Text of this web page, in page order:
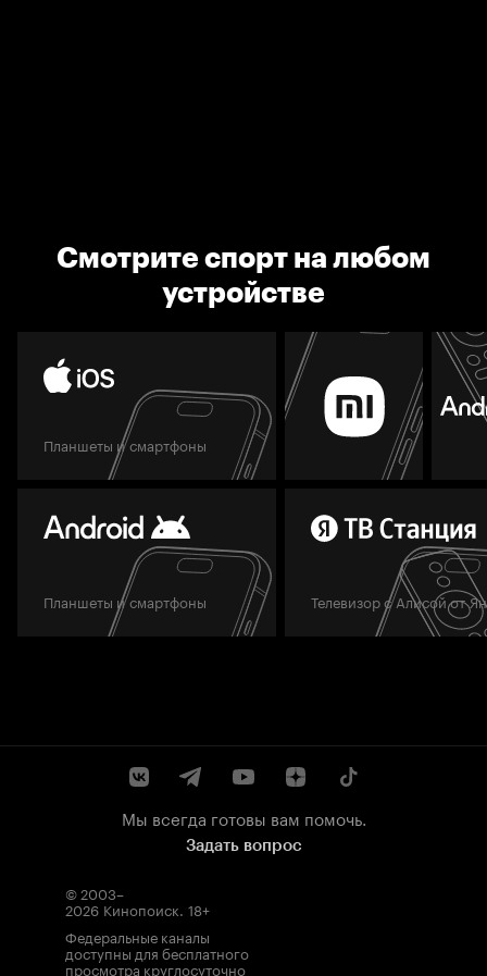
Смотрите спорт на любом
устройстве
Планшеты и смартфоны
Планшеты и смартфоны Телевизор с Алисой от
Мы всегда готовы вам помочь.
Задать вопрос
© 2003–
2026 Кинопоиск. 18+
Федеральные каналы
доступны для бесплатного
просмотра круглосуточно